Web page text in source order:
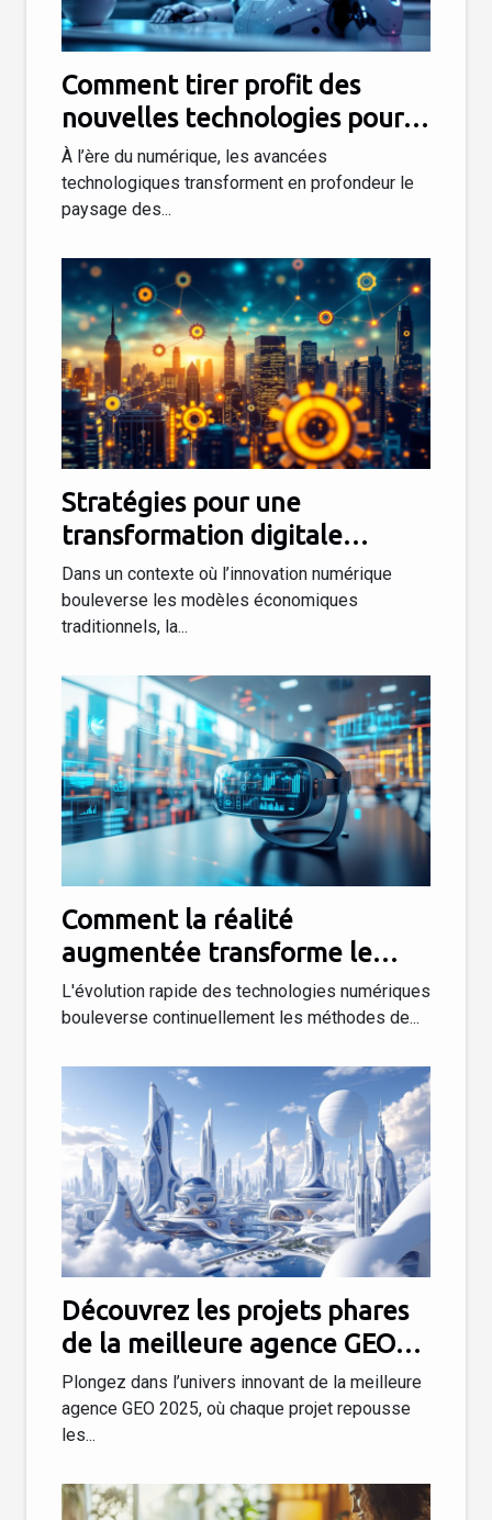
Comment tirer profit des
nouvelles technologies pour
dynamiser votre entreprise ?
À l’ère du numérique, les avancées
technologiques transforment en profondeur le
paysage des...
Stratégies pour une
transformation digitale
réussie en entreprise
Dans un contexte où l’innovation numérique
bouleverse les modèles économiques
traditionnels, la...
Comment la réalité
augmentée transforme le
paysage du marketing digital ?
L'évolution rapide des technologies numériques
bouleverse continuellement les méthodes de...
Découvrez les projets phares
de la meilleure agence GEO
2025
Plongez dans l’univers innovant de la meilleure
agence GEO 2025, où chaque projet repousse
les...